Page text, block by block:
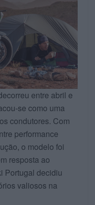
entre abril e
se como uma
condutores. Com
performance
o modelo foi
resposta ao
Portugal decidiu
valiosos na